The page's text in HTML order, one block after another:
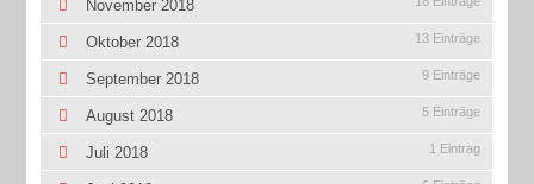
November 2018
Oktober 2018 13 Einträge
September 2018 9 Einträge
August 2018 5 Einträge
Juli 2018 1 Eintrag